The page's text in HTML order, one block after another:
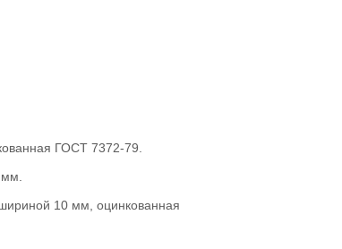
ГОСТ 7372-79.
10 мм, оцинкованная